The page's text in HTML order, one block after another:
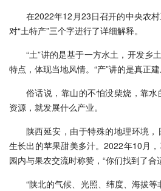
在2022年12月23日召开的中央农
对“土特产”三个字进行了详细解释。
“土”讲的是基于一方水土，开发乡
特点，体现当地风情。“产”讲的是真正建
俗话说，靠山的不怕没柴烧，靠
资源，就发展什么产业。
陕西延安，由于特殊的地理环境，
生长出的苹果甜美多汁。2022年10月
园内与果农交流时称赞，“你们找到了合
“陕北的气候、光照、纬度、海拔